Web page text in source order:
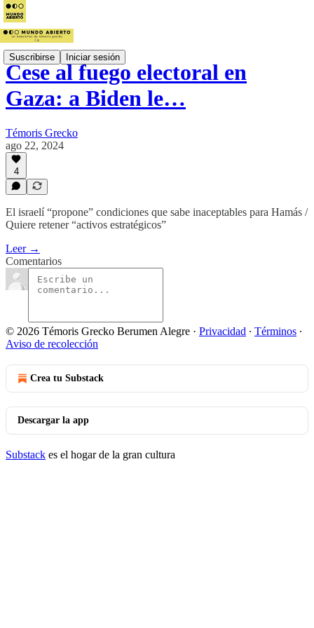
Suscribirse Iniciar sesión
Cese al fuego electoral en
Gaza: a Biden le…
Témoris Grecko
ago 22, 2024
4
El israelí “propone” condiciones que sabe inaceptables para Hamás /
Quiere retener “activos estratégicos”
Leer →
Comentarios
© 2026 Témoris Grecko Berumen Alegre · Privacidad ∙ Términos ∙
Aviso de recolección
Crea tu Substack
Descargar la app
Substack es el hogar de la gran cultura